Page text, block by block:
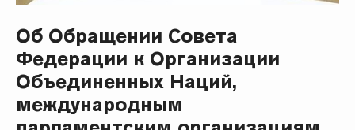
Об Обращении Совета
Федерации к Организации
Объединенных Наций,
международным